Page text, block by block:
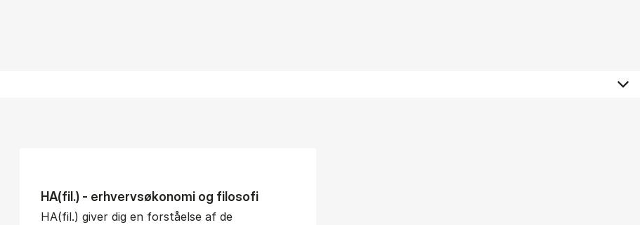
HA(fil.) - erhvervs­økonomi og fi­lo­so­fi
HA(fil.) giver dig en forståelse af de